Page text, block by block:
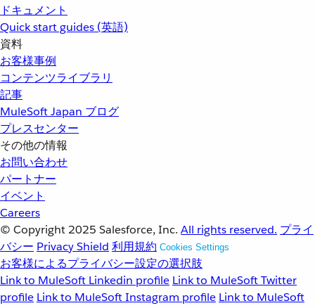
ドキュメント
Quick start guides (英語)
資料
お客様事例
コンテンツライブラリ
記事
MuleSoft Japan ブログ
プレスセンター
その他の情報
お問い合わせ
パートナー
イベント
Careers
© Copyright 2025 Salesforce, Inc. All rights reserved. プライ
バシー Privacy Shield 利用規約 Cookies Settings
お客様によるプライバシー設定の選択肢
Link to MuleSoft Linkedin profile Link to MuleSoft Twitter
profile Link to MuleSoft Instagram profile Link to MuleSoft